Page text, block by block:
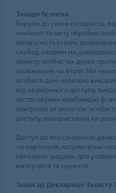
Заходи безпеки
Беручи до уваги складність,
контекст та мету обробки
ймовірність різних
свобод людини ми
захисту особистих даних
зловживань чи втрат. Ми
особисті дані належно
від незаконного доступу,
застосовуємо комбінацію
контролю за захистом
доступу, використання чи
Доступ до персональних
чи партнерів, котрим вони
належних завдань, для
матеріалів та сервісів.
Зміни до Декларації